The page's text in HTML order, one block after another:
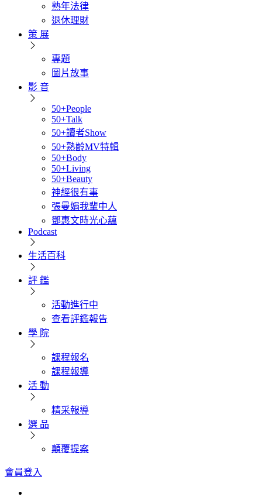
熟年法律
退休理財
策 展
專題
圖片故事
影 音
50+People
50+Talk
50+讀者Show
50+熟齡MV特輯
50+Body
50+Living
50+Beauty
神經很有事
張曼娟我輩中人
鄧惠文時光心蘊
Podcast
生活百科
評 鑑
活動進行中
查看評鑑報告
學 院
課程報名
課程報導
活 動
精采報導
選 品
顛覆提案
會員登入